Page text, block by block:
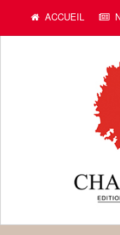
ACCUEIL